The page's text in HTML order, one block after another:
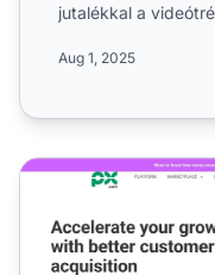
jutalékkal a
Aug 1, 2025
PX Partnerprogram